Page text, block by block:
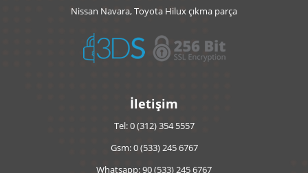
Nissan Navara, Toyota Hilux çıkma parça
İletişim
Tel: 0 (312) 354 5557
Gsm: 0 (533) 245 6767
Whatsapp: 90 (533) 245 6767